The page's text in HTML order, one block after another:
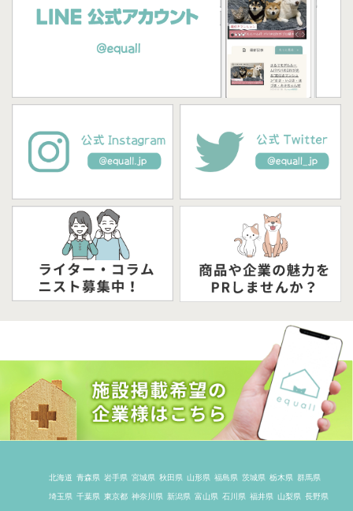
北海道 青森県 岩手県 宮城県 秋田県 山形県 福島県 茨城県 栃木県 群馬県
埼玉県 千葉県 東京都 神奈川県 新潟県 富山県 石川県 福井県 山梨県 長野県